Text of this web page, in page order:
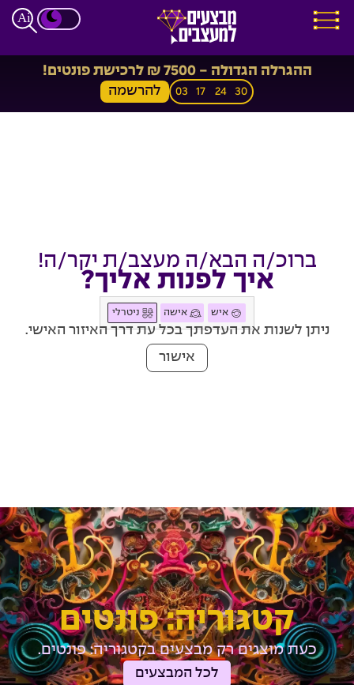
ההגרלה הגדולה - 7500 ₪ לרכישת פונטים!
03 17 24 29 להרשמה
ברוכ/ה הבא/ה מעצב/ת יקר/ה!
איך לפנות אליך?
איש אישה ניטרלי
ניתן לשנות את העדפתך בכל עת דרך האיזור האישי.
אישור
קטגוריה: פונטים
כעת מוצגים רק מבצעים בקטגוריה: פונטים.
לכל המבצעים